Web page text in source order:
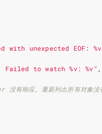
with unexpected EOF:
Failed to watch %v: %v" ,
响应。重新列出所有对象没